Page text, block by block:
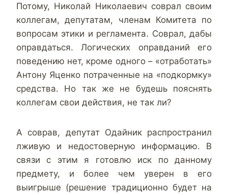
Потому, Николай Николаевич соврал своим
коллегам, депутатам, членам Комитета по
вопросам этики и регламента. Соврал, дабы
оправдаться. Логических оправданий его
поведению нет, кроме одного – «отработать»
Антону Яценко потраченные на «подкормку»
средства. Но так же не будешь пояснять
коллегам свои действия, не так ли?
А соврав, депутат Одайник распространил
лживую и недостоверную информацию. В
связи с этим я готовлю иск по данному
предмету, и более чем уверен в его
выигрыше (решение традиционно будет на